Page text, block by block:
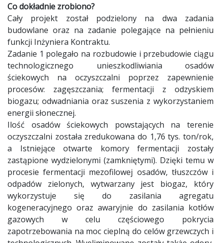
Co dokładnie zrobiono?
Cały projekt został podzielony na dwa zadania
budowlane oraz na zadanie polegające na pełnieniu
funkcji Inżyniera Kontraktu.
Zadanie 1 polegało na rozbudowie i przebudowie ciągu
technologicznego unieszkodliwiania osadów
ściekowych na oczyszczalni poprzez zapewnienie
procesów: zagęszczania; fermentacji z odzyskiem
biogazu; odwadniania oraz suszenia z wykorzystaniem
energii słonecznej.
Ilość osadów ściekowych powstających na terenie
oczyszczalni została zredukowana do 1,76 tys. ton/rok,
a Istniejące otwarte komory fermentacji zostały
zastąpione wydzielonymi (zamkniętymi). Dzięki temu w
procesie fermentacji mezofilowej osadów, tłuszczów i
odpadów zielonych, wytwarzany jest biogaz, który
wykorzystuje się do zasilania agregatu
kogeneracyjnego oraz awaryjnie do zasilania kotłów
gazowych w celu częściowego pokrycia
zapotrzebowania na moc cieplną do celów grzewczych i